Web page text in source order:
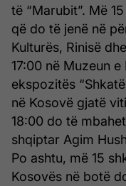
të “Marubit”. Më
që do të jenë në
Kulturës, Rinisë
17:00 në Muzeun
ekspozitës
në Kosovë gjatë
18:00 do të
shqiptar Agim
Po ashtu, më 15
Kosovës në botë